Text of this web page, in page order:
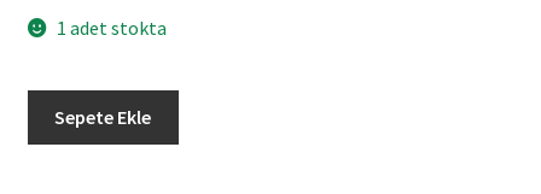
1 adet stokta
Sepete Ekle